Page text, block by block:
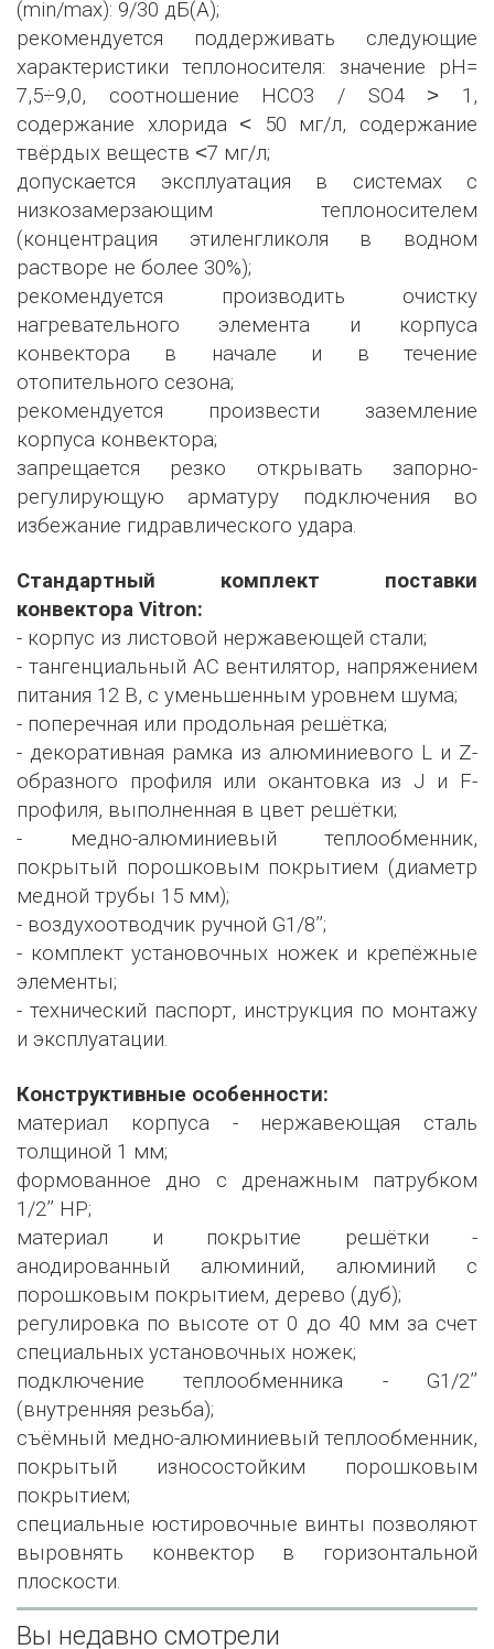
(min/max): 9/30 дБ(А);
рекомендуется поддерживать следующие
характеристики теплоносителя: значение рН=
7,5÷9,0, соотношение НСО3 / SО4 ˃ 1,
содержание хлорида ˂ 50 мг/л, содержание
твёрдых веществ ˂7 мг/л;
допускается эксплуатация в системах с
низкозамерзающим теплоносителем
(концентрация этиленгликоля в водном
растворе не более 30%);
рекомендуется производить очистку
нагревательного элемента и корпуса
конвектора в начале и в течение
отопительного сезона;
рекомендуется произвести заземление
корпуса конвектора;
запрещается резко открывать запорно-
регулирующую арматуру подключения во
избежание гидравлического удара.
Стандартный комплект поставки
конвектора Vitron:
- корпус из листовой нержавеющей стали;
- тангенциальный AC вентилятор, напряжением
питания 12 В, с уменьшенным уровнем шума;
- поперечная или продольная решётка;
- декоративная рамка из алюминиевого L и Z-
образного профиля или окантовка из J и F-
профиля, выполненная в цвет решётки;
- медно-алюминиевый теплообменник,
покрытый порошковым покрытием (диаметр
медной трубы 15 мм);
- воздухоотводчик ручной G1/8’’;
- комплект установочных ножек и крепёжные
элементы;
- технический паспорт, инструкция по монтажу
и эксплуатации.
Конструктивные особенности:
материал корпуса - нержавеющая сталь
толщиной 1 мм;
формованное дно с дренажным патрубком
1/2’’ НР;
материал и покрытие решётки -
анодированный алюминий, алюминий с
порошковым покрытием, дерево (дуб);
регулировка по высоте от 0 до 40 мм за счет
специальных установочных ножек;
подключение теплообменника - G1/2’’
(внутренняя резьба);
съёмный медно-алюминиевый теплообменник,
покрытый износостойким порошковым
покрытием;
специальные юстировочные винты позволяют
выровнять конвектор в горизонтальной
плоскости.
Вы недавно смотрели